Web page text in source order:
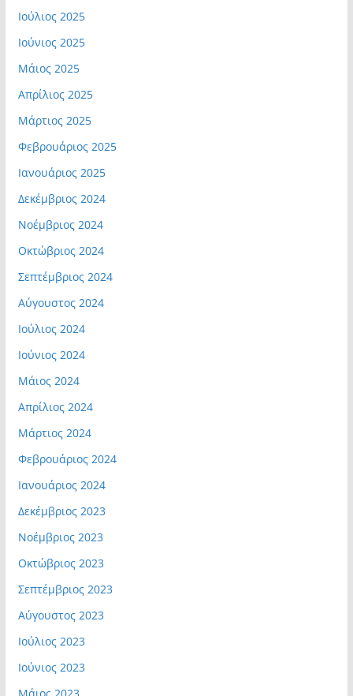
Ιούλιος 2025
Ιούνιος 2025
Μάιος 2025
Απρίλιος 2025
Μάρτιος 2025
Φεβρουάριος 2025
Ιανουάριος 2025
Δεκέμβριος 2024
Νοέμβριος 2024
Οκτώβριος 2024
Σεπτέμβριος 2024
Αύγουστος 2024
Ιούλιος 2024
Ιούνιος 2024
Μάιος 2024
Απρίλιος 2024
Μάρτιος 2024
Φεβρουάριος 2024
Ιανουάριος 2024
Δεκέμβριος 2023
Νοέμβριος 2023
Οκτώβριος 2023
Σεπτέμβριος 2023
Αύγουστος 2023
Ιούλιος 2023
Ιούνιος 2023